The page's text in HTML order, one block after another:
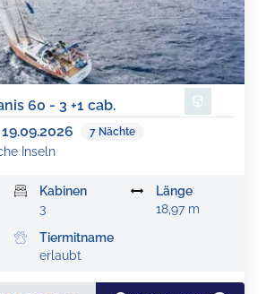
60 - 3 +1 cab.
19.09.2026 7 Nächte
Inseln
Kabinen
3
Länge
18,97 m
Tiermitname
erlaubt